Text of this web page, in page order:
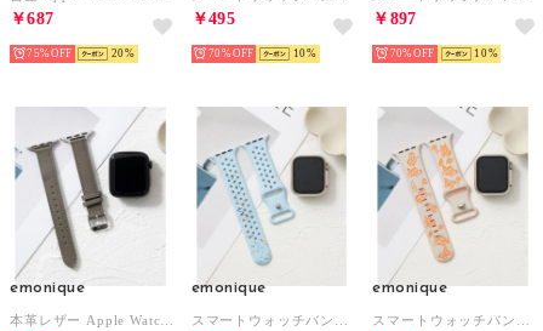
￥687
75% 20
￥495
70% 10
￥897
70% 10
emonique emonique emonique